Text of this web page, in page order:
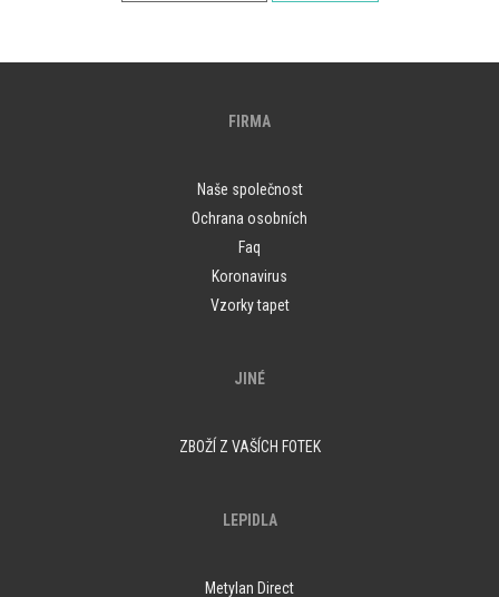
FIRMA
Naše společnost
Ochrana osobních
Faq
Koronavirus
Vzorky tapet
JINÉ
ZBOŽÍ Z VAŠÍCH FOTEK
LEPIDLA
Metylan Direct